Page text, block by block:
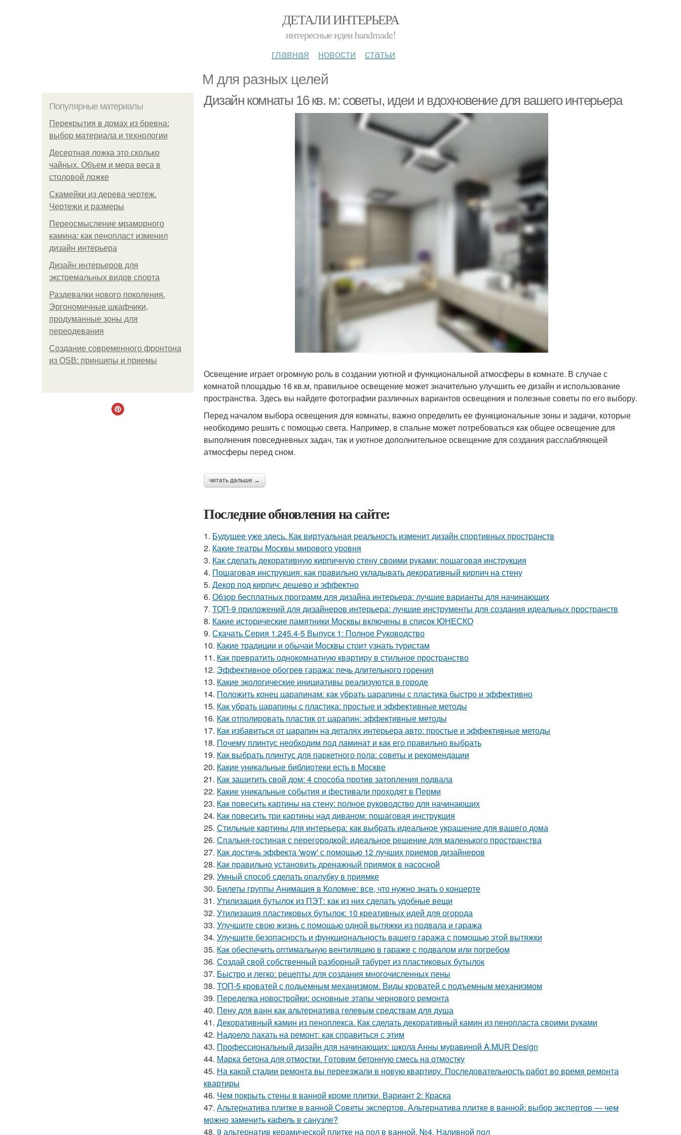
ДЕТАЛИ ИНТЕРЬЕРА
интересные идеи handmade!
главная новости статьи
М для разных целей
Популярные материалы
Перекрытия в домах из бревна:
выбор материала и технологии
Десертная ложка это сколько
чайных. Объем и мера веса в
столовой ложке
Скамейки из дерева чертеж.
Чертежи и размеры
Переосмысление мраморного
камина: как пенопласт изменил
дизайн интерьера
Дизайн интерьеров для
экстремальных видов спорта
Раздевалки нового поколения.
Эргономичные шкафчики,
продуманные зоны для
переодевания
Создание современного фронтона
из OSB: принципы и приемы
Дизайн комнаты 16 кв. м: советы, идеи и вдохновение для вашего интерьера
Освещение играет огромную роль в создании уютной и функциональной атмосферы в комнате. В случае с
комнатой площадью 16 кв.м, правильное освещение может значительно улучшить ее дизайн и использование
пространства. Здесь вы найдете фотографии различных вариантов освещения и полезные советы по его выбору.
Перед началом выбора освещения для комнаты, важно определить ее функциональные зоны и задачи, которые
необходимо решить с помощью света. Например, в спальне может потребоваться как общее освещение для
выполнения повседневных задач, так и уютное дополнительное освещение для создания расслабляющей
атмосферы перед сном.
читать дальше →
Последние обновления на сайте:
1. Будущее уже здесь. Как виртуальная реальность изменит дизайн спортивных пространств
2. Какие театры Москвы мирового уровня
3. Как сделать декоративную кирпичную стену своими руками: пошаговая инструкция
4. Пошаговая инструкция: как правильно укладывать декоративный кирпич на стену
5. Декор под кирпич: дешево и эффектно
6. Обзор бесплатных программ для дизайна интерьера: лучшие варианты для начинающих
7. ТОП-9 приложений для дизайнеров интерьера: лучшие инструменты для создания идеальных пространств
8. Какие исторические памятники Москвы включены в список ЮНЕСКО
9. Скачать Серия 1.245.4-5 Выпуск 1: Полное Руководство
10. Какие традиции и обычаи Москвы стоит узнать туристам
11. Как превратить однокомнатную квартиру в стильное пространство
12. Эффективное обогрев гаража: печь длительного горения
13. Какие экологические инициативы реализуются в городе
14. Положить конец царапинам: как убрать царапины с пластика быстро и эффективно
15. Как убрать царапины с пластика: простые и эффективные методы
16. Как отполировать пластик от царапин: эффективные методы
17. Как избавиться от царапин на деталях интерьера авто: простые и эффективные методы
18. Почему плинтус необходим под ламинат и как его правильно выбрать
19. Как выбрать плинтус для паркетного пола: советы и рекомендации
20. Какие уникальные библиотеки есть в Москве
21. Как защитить свой дом: 4 способа против затопления подвала
22. Какие уникальные события и фестивали проходят в Перми
23. Как повесить картины на стену: полное руководство для начинающих
24. Как повесить три картины над диваном: пошаговая инструкция
25. Стильные картины для интерьера: как выбрать идеальное украшение для вашего дома
26. Спальня-гостиная с перегородкой: идеальное решение для маленького пространства
27. Как достичь эффекта 'wow' с помощью 12 лучших приемов дизайнеров
28. Как правильно установить дренажный приямок в насосной
29. Умный способ сделать опалубку в приямке
30. Билеты группы Анимация в Коломне: все, что нужно знать о концерте
31. Утилизация бутылок из ПЭТ: как из них сделать удобные вещи
32. Утилизация пластиковых бутылок: 10 креативных идей для огорода
33. Улучшите свою жизнь с помощью одной вытяжки из подвала и гаража
34. Улучшите безопасность и функциональность вашего гаража с помощью этой вытяжки
35. Как обеспечить оптимальную вентиляцию в гараже с подвалом или погребом
36. Создай свой собственный разборный табурет из пластиковых бутылок
37. Быстро и легко: рецепты для создания многочисленных пены
38. ТОП-5 кроватей с подьемным механизмом. Виды кроватей с подъемным механизмом
39. Переделка новостройки: основные этапы чернового ремонта
40. Пену для ванн как альтернатива гелевым средствам для душа
41. Декоративный камин из пеноплекса. Как сделать декоративный камин из пенопласта своими руками
42. Надоело пахать на ремонт: как справиться с этим
43. Профессиональный дизайн для начинающих: школа Анны муравиной A.MUR Design
44. Марка бетона для отмостки. Готовим бетонную смесь на отмостку
45. На какой стадии ремонта вы переезжали в новую квартиру. Последовательность работ во время ремонта
квартиры
46. Чем покрыть стены в ванной кроме плитки. Вариант 2: Краска
47. Альтернатива плитке в ванной Советы экспертов. Альтернатива плитке в ванной: выбор экспертов — чем
можно заменить кафель в санузле?
48. 9 альтернатив керамической плитке на пол в ванной. №4. Наливной пол